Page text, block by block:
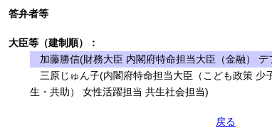
答弁者等
大臣等（建制順）：
加藤勝信(財務大臣 内閣府特命担当大臣（金融） デ
三原じゅん子(内閣府特命担当大臣（こども政策 少
生・共助） 女性活躍担当 共生社会担当)
戻る